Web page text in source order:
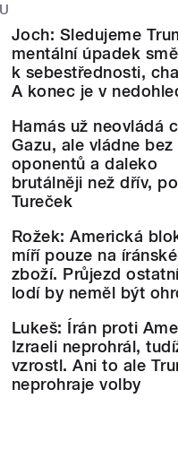
Joch: Sledujeme
mentální úpadek
k sebestřednosti,
A konec je v
Hamás už neovládá
Gazu, ale vládne bez
oponentů a daleko
brutálněji než dřív,
Tureček
Rožek: Americká
míří pouze na íránské
zboží. Průjezd
lodí by neměl být
Lukeš: Írán proti
Izraeli neprohrál,
vzrostl. Ani to ale
neprohraje volby